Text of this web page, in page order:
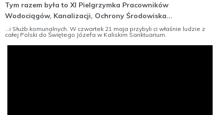
Tym razem była to XI Pielgrzymka Pracowników
Wodociągów, Kanalizacji, Ochrony Środowiska...
...i Służb komunalnych. W czwartek 21 maja przybyli ci właśnie ludzie z
całej Polski do Świętego Józefa w Kaliskim Sanktuarium.